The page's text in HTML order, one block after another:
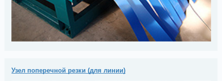
Узел поперечной резки (для линии)